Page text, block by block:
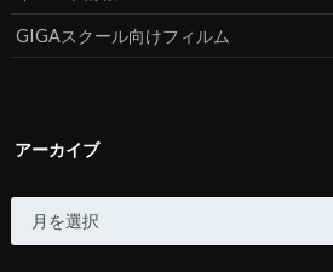
GIGAスクール向けフィルム
アーカイブ